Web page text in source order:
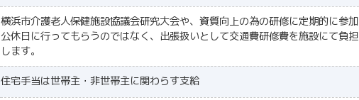
横浜市介護老人保健施設協議会研究大会や、資質向上の為の研修に定期的に参加
公休日に行ってもらうのではなく、出張扱いとして交通費研修費を施設にて負担
します。
住宅手当は世帯主・非世帯主に関わらす支給